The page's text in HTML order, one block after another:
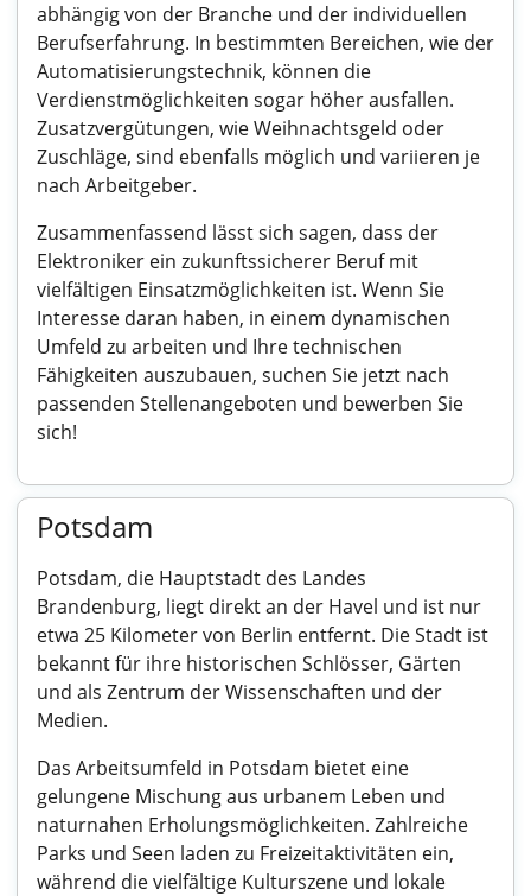
abhängig von der Branche und der individuellen
Berufserfahrung. In bestimmten Bereichen, wie der
Automatisierungstechnik, können die
Verdienstmöglichkeiten sogar höher ausfallen.
Zusatzvergütungen, wie Weihnachtsgeld oder
Zuschläge, sind ebenfalls möglich und variieren je
nach Arbeitgeber.
Zusammenfassend lässt sich sagen, dass der
Elektroniker ein zukunftssicherer Beruf mit
vielfältigen Einsatzmöglichkeiten ist. Wenn Sie
Interesse daran haben, in einem dynamischen
Umfeld zu arbeiten und Ihre technischen
Fähigkeiten auszubauen, suchen Sie jetzt nach
passenden Stellenangeboten und bewerben Sie
sich!
Potsdam
Potsdam, die Hauptstadt des Landes
Brandenburg, liegt direkt an der Havel und ist nur
etwa 25 Kilometer von Berlin entfernt. Die Stadt ist
bekannt für ihre historischen Schlösser, Gärten
und als Zentrum der Wissenschaften und der
Medien.
Das Arbeitsumfeld in Potsdam bietet eine
gelungene Mischung aus urbanem Leben und
naturnahen Erholungsmöglichkeiten. Zahlreiche
Parks und Seen laden zu Freizeitaktivitäten ein,
während die vielfältige Kulturszene und lokale